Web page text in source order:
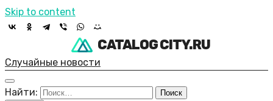
Skip to content
CATALOG CITY.RU
Случайные новости
Найти: